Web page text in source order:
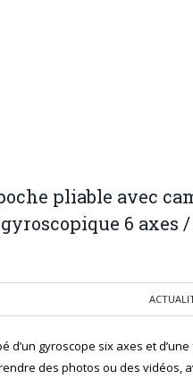
pliable avec
6 axes
gyroscope six axes et
des photos ou des vidéos,